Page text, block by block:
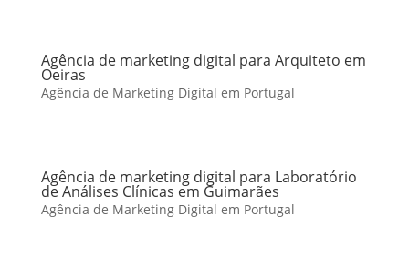
Agência de marketing digital para Arquiteto em
Oeiras
Agência de Marketing Digital em Portugal
Agência de marketing digital para Laboratório
de Análises Clínicas em Guimarães
Agência de Marketing Digital em Portugal